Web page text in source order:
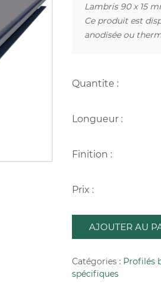
Lambris 90 x 15
Ce produit est
anodisée ou
Quantite :
Longueur :
Finition :
Prix :
AJOUTER AU
Catégories : Profilés
spécifiques